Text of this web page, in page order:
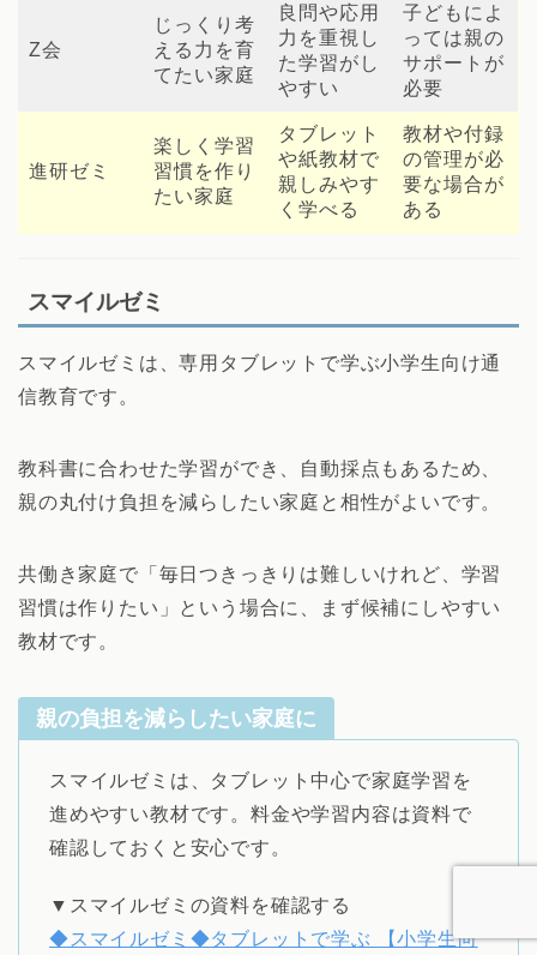
Z会
じっくり考
える力を育
てたい家庭
良問や応用
力を重視し
た学習がし
やすい
子どもによ
っては親の
サポートが
必要
進研ゼミ
楽しく学習
習慣を作り
たい家庭
タブレット
や紙教材で
親しみやす
く学べる
教材や付録
の管理が必
要な場合が
ある
スマイルゼミ
スマイルゼミは、専用タブレットで学ぶ小学生向け通
信教育です。
教科書に合わせた学習ができ、自動採点もあるため、
親の丸付け負担を減らしたい家庭と相性がよいです。
共働き家庭で「毎日つきっきりは難しいけれど、学習
習慣は作りたい」という場合に、まず候補にしやすい
教材です。
親の負担を減らしたい家庭に
スマイルゼミは、タブレット中心で家庭学習を
進めやすい教材です。料金や学習内容は資料で
確認しておくと安心です。
▼スマイルゼミの資料を確認する
◆スマイルゼミ◆タブレットで学ぶ 【小学生向